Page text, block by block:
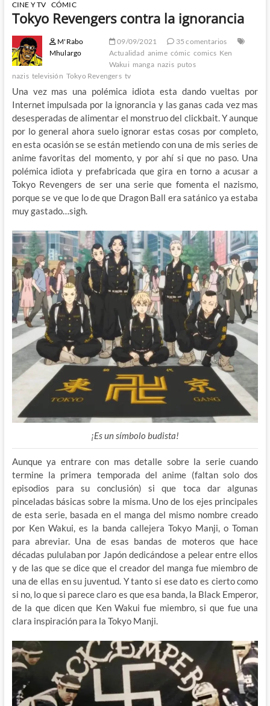
CINE Y TV CÓMIC
Tokyo Revengers contra la ignorancia
M'Rabo
Mhulargo
09/09/2021
35 comentarios
Actualidad anime cómic comics Ken
Wakui manga nazis putos
nazis televisión Tokyo Revengers tv
Una vez mas una polémica idiota esta dando vueltas por
Internet impulsada por la ignorancia y las ganas cada vez mas
desesperadas de alimentar el monstruo del clickbait. Y aunque
por lo general ahora suelo ignorar estas cosas por completo,
en esta ocasión se se están metiendo con una de mis series de
anime favoritas del momento, y por ahí si que no paso. Una
polémica idiota y prefabricada que gira en torno a acusar a
Tokyo Revengers de ser una serie que fomenta el nazismo,
porque se ve que lo de que Dragon Ball era satánico ya estaba
muy gastado…sigh.
¡Es un símbolo budista!
Aunque ya entrare con mas detalle sobre la serie cuando
termine la primera temporada del anime (faltan solo dos
episodios para su conclusión) si que toca dar algunas
pinceladas básicas sobre la misma. Uno de los ejes principales
de esta serie, basada en el manga del mismo nombre creado
por Ken Wakui, es la banda callejera Tokyo Manji, o Toman
para abreviar. Una de esas bandas de moteros que hace
décadas pululaban por Japón dedicándose a pelear entre ellos
y de las que se dice que el creador del manga fue miembro de
una de ellas en su juventud. Y tanto si ese dato es cierto como
si no, lo que si parece claro es que esa banda, la Black Emperor,
de la que dicen que Ken Wakui fue miembro, si que fue una
clara inspiración para la Tokyo Manji.